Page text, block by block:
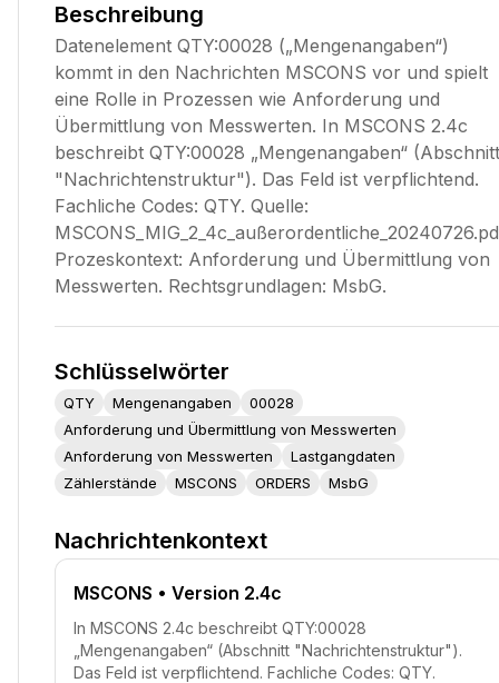
Beschreibung
Datenelement QTY:00028 („Mengenangaben“)
kommt in den Nachrichten MSCONS vor und spielt
eine Rolle in Prozessen wie Anforderung und
Übermittlung von Messwerten. In MSCONS 2.4c
beschreibt QTY:00028 „Mengenangaben“ (Abschnitt
"Nachrichtenstruktur"). Das Feld ist verpflichtend.
Fachliche Codes: QTY. Quelle:
Prozeskontext: Anforderung und Übermittlung von
Messwerten. Rechtsgrundlagen: MsbG.
Schlüsselwörter
QTY Mengenangaben
00028
Anforderung und Übermittlung von Messwerten
Anforderung von Messwerten
Lastgangdaten
Zählerstände
MSCONS ORDERS MsbG
Nachrichtenkontext
MSCONS • Version 2.4c
In MSCONS 2.4c beschreibt QTY:00028
„Mengenangaben“ (Abschnitt "Nachrichtenstruktur").
Das Feld ist verpflichtend. Fachliche Codes: QTY.